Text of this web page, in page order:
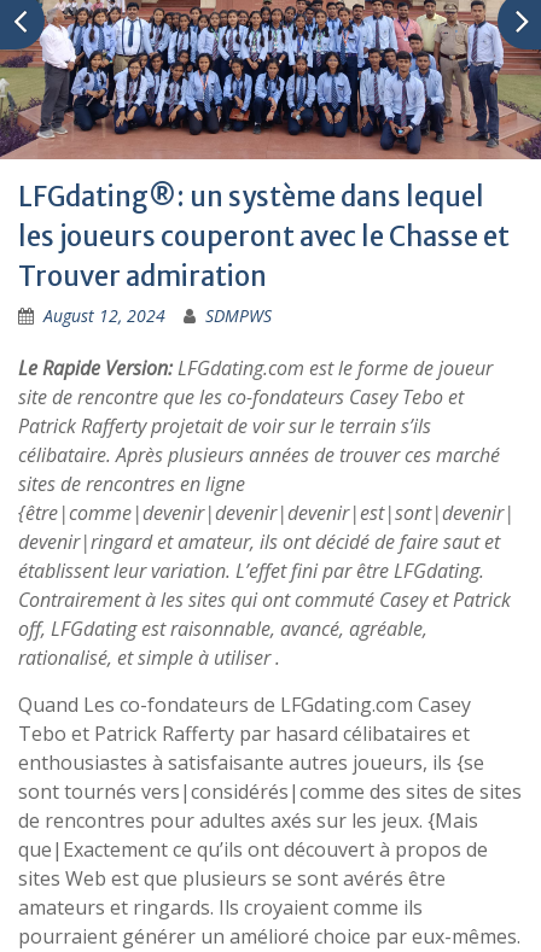
LFGdating®: un système dans lequel
les joueurs couperont avec le Chasse et
Trouver admiration
August 12, 2024 SDMPWS
Le Rapide Version:LFGdating.com est le forme de joueur
site de rencontre que les co-fondateurs Casey Tebo et
Patrick Rafferty projetait de voir sur le terrain s’ils
célibataire. Après plusieurs années de trouver ces marché
sites de rencontres en ligne
{être|comme|devenir|devenir|devenir|est|sont|devenir|
devenir|ringard et amateur, ils ont décidé de faire saut et
établissent leur variation. L’effet fini par être LFGdating.
Contrairement à les sites qui ont commuté Casey et Patrick
off, LFGdating est raisonnable, avancé, agréable,
rationalisé, et simple à utiliser .
Quand Les co-fondateurs de LFGdating.com Casey
Tebo et Patrick Rafferty par hasard célibataires et
enthousiastes à satisfaisante autres joueurs, ils {se
sont tournés vers|considérés|comme des sites de sites
de rencontres pour adultes axés sur les jeux. {Mais
que|Exactement ce qu’ils ont découvert à propos de
sites Web est que plusieurs se sont avérés être
amateurs et ringards. Ils croyaient comme ils
pourraient générer un amélioré choice par eux-mêmes.